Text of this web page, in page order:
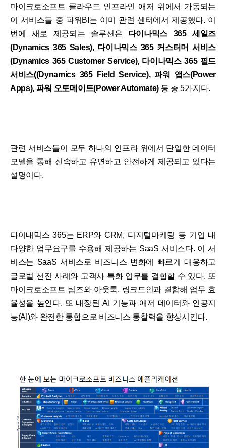
마이크로소프트 클라우드 인프라인 애저 위에서 가동되는
이 서비스들 중 파워BI는 이미 관련 센터에서 제공했다. 이
번에 새로 제공되는 솔루션은 다이나믹스 365 세일즈
(Dynamics 365 Sales), 다이나믹스 365 커스터머 서비스
(Dynamics 365 Customer Service), 다이나믹스 365 필드
서비스((Dynamics 365 Field Service), 파워 앱스(Power
Apps), 파워 오토메이트(Power Automate) 등 총 5가지다.
관련 서비스들이 모두 하나의 인프라 위에서 단일한 데이터
모델을 통해 신속하고 유연하고 안전하게 제공되고 있다는
설명이다.
다이내믹스 365는 ERP와 CRM, 디지털마케팅 등 기업 내
다양한 업무요구를 수용해 제공하는 SaaS 서비스다. 이 서
비스는 SaaS 서비스로 비즈니스 변화에 빠르게 대응하고
글로벌 선진 사례와 고객사 특화 업무를 결합할 수 있다. 또
마이크로소프트 팀즈와 아웃룩, 링크드인과 결합해 업무 효
율성을 높인다. 또 내장된 AI 기능과 애저 데이터와 인공지
능(AI)와 완전한 통합으로 비즈니스 통찰력을 향상시킨다.